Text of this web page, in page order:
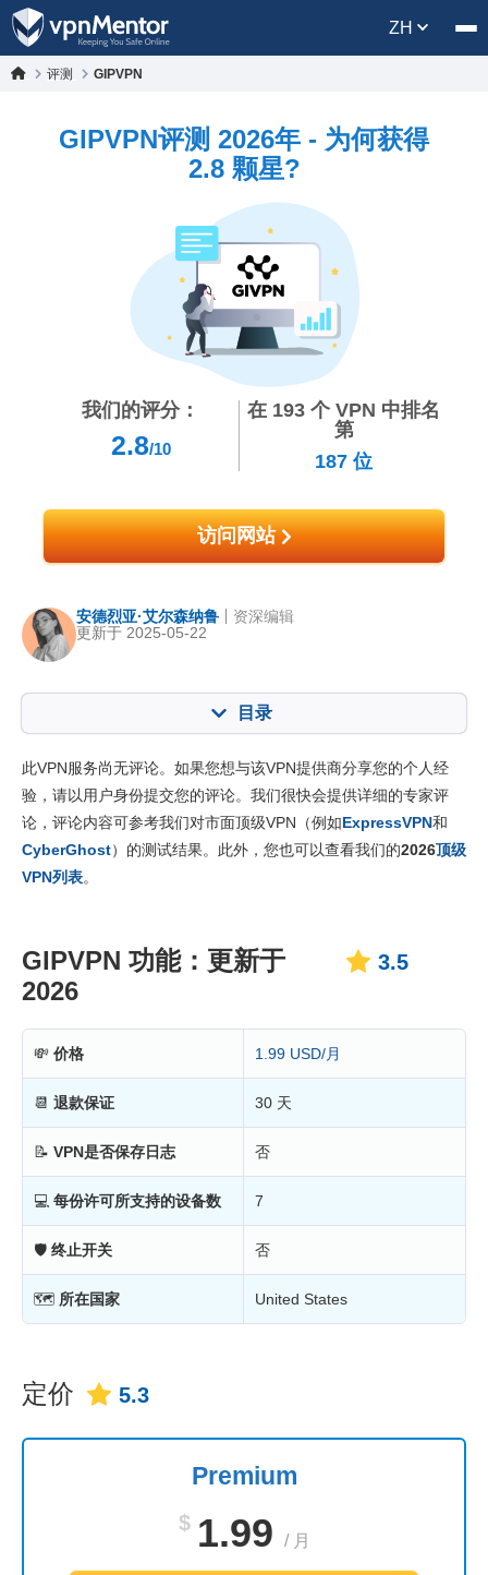
ZH
评测 GIPVPN
GIPVPN评测 2026年 - 为何获得
2.8 颗星?
我们的评分：
2.8/10
在 193 个 VPN 中排名
第
187位
访问网站
安德烈亚·艾尔森纳鲁
更新于 2025-05-22
资深编辑
目录
核心功能 3.5
安装与应用程序 5.3
定价
此VPN服务尚无评论。如果您想与该VPN提供商分享您的个人经
验，请以用户身份提交您的评论。我们很快会提供详细的专家评
论，评论内容可参考我们对市面顶级VPN（例如ExpressVPN和
CyberGhost）的测试结果。此外，您也可以查看我们的2026顶级
VPN列表。
GIPVPN 功能：更新于
2026
3.5
💸 价格 1.99 USD/月
📆 退款保证 30 天
📝 VPN是否保存日志 否
💻 每份许可所支持的设备数 7
🛡 终止开关 否
🗺 所在国家 United States
定价 5.3
Premium
$ 1.99 / 月